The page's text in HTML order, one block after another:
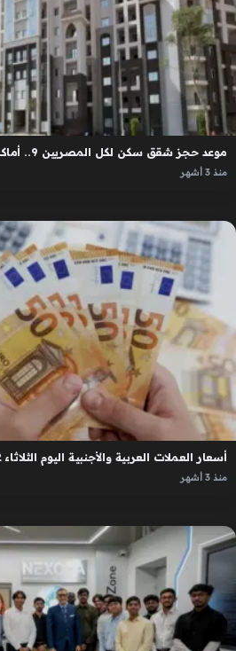
موعد حجز شقق سكن لكل المصريين 9.. أماكن الطرح وتفاصيل الأسعار
منذ 3 أشهر
أسعار العملات العربية والأجنبية اليوم الثلاثاء 12 مايو 2026
منذ 3 أشهر